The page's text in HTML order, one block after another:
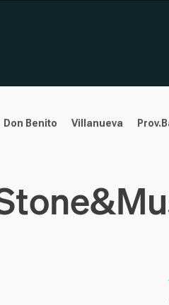
Don Benito Villanueva